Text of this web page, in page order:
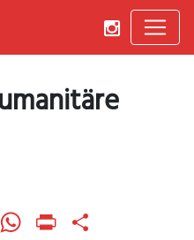
CopyWhatsApp
Print